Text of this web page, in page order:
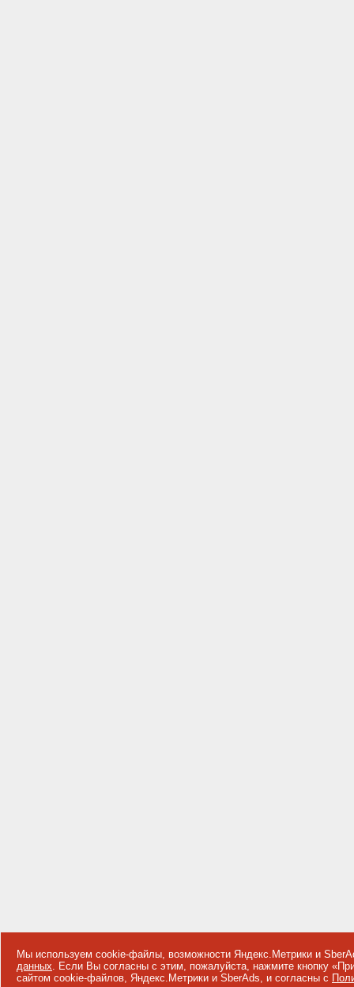
Мы используем cookie-файлы, возможности Яндекс.Метрики и
данных. Если Вы согласны с этим, пожалуйста, нажмите кнопку
сайтом cookie-файлов, Яндекс.Метрики и SberAds, и согласны с